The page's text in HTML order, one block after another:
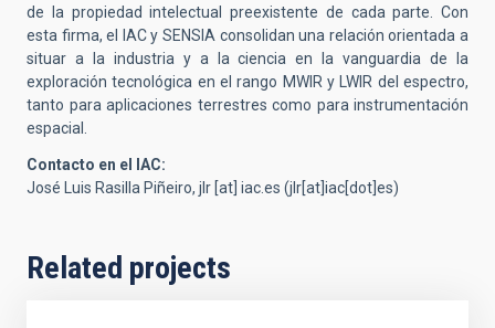
de la propiedad intelectual preexistente de cada parte. Con
esta firma, el IAC y SENSIA consolidan una relación orientada a
situar a la industria y a la ciencia en la vanguardia de la
exploración tecnológica en el rango MWIR y LWIR del espectro,
tanto para aplicaciones terrestres como para instrumentación
espacial.
Contacto en el IAC:
José Luis Rasilla Piñeiro, jlr [at] iac.es (jlr[at]iac[dot]es)
Related projects